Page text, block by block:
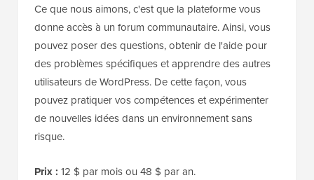
Ce que nous aimons, c'est que la plateforme vous
donne accès à un forum communautaire. Ainsi, vous
pouvez poser des questions, obtenir de l'aide pour
des problèmes spécifiques et apprendre des autres
utilisateurs de WordPress. De cette façon, vous
pouvez pratiquer vos compétences et expérimenter
de nouvelles idées dans un environnement sans
risque.
Prix : 12 $ par mois ou 48 $ par an.